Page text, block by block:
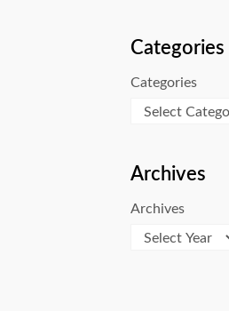
Categories
Categories
Archives
Archives